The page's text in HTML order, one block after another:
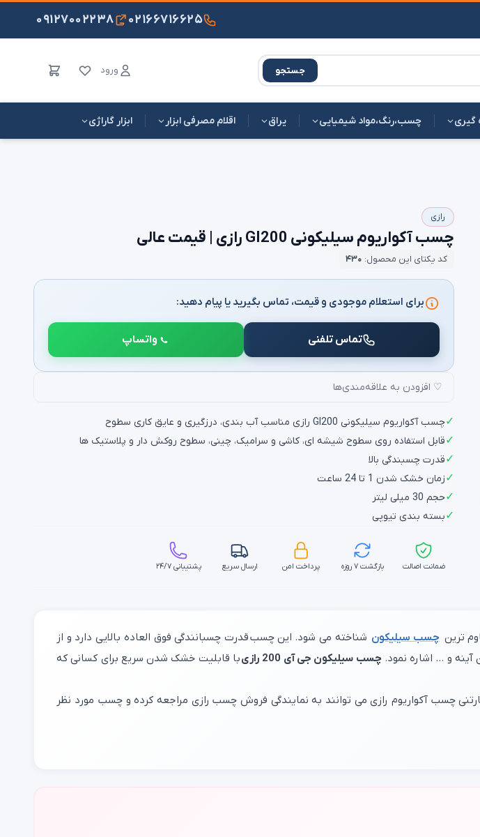
۰۲۱۶۶۷۱۶۶۲۵ ۰۹۱۲۷۰۰۲۲۳۸
جستجو ورود
گیری چسب،رنگ،مواد شیمیایی یراق اقلام مصرفی ابزار ابزار گاراژی
رازی
چسب آکواریوم سیلیکونی GI200 رازی | قیمت عالی
کد یکتای این محصول: ۴۳۰
برای استعلام موجودی و قیمت، تماس بگیرید یا پیام دهید:
تماس تلفنی واتساپ
♡ افزودن به علاقه‌مندی‌ها
✓چسب آکواریوم سیلیکونی GI200 رازی مناسب آب بندی، درزگیری و عایق کاری سطوح
✓قابل استفاده روی سطوح شیشه ای، کاشی و سرامیک، چینی، سطوح روکش دار و پلاستیک ها
✓قدرت چسبندگی بالا
✓زمان خشک شدن 1 تا 24 ساعت
✓حجم 30 میلی لیتر
✓بسته بندی تیوپی
ضمانت اصالت بازگشت ۷ روزه پرداخت امن ارسال سریع پشتیبانی ۲۴/۷
چسب سیلیکون شناخته می شود. این چسب قدرت چسبانندگی فوق العاده بالایی دارد و از
و ... اشاره نمود.چسب سیلیکون جی آی 200 رازی
با قابلیت خشک شدن سریع برای کسانی که
چسب آکواریوم رازی می توانند به نمایندگی فروش چسب رازی مراجعه کرده و چسب مورد نظر